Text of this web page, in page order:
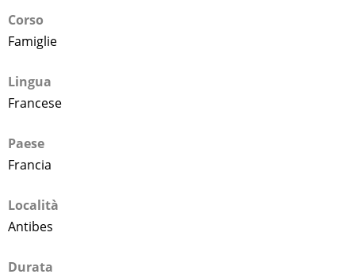
Corso
Famiglie
Lingua
Francese
Paese
Francia
Località
Antibes
Durata